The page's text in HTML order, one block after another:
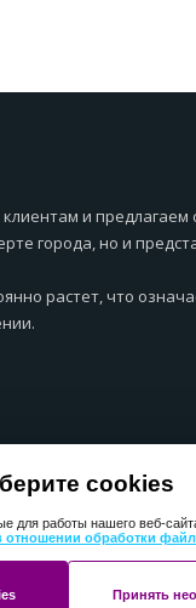
cookies
для работы нашего веб-
отношении обработки
Принять
и
города, но и
растет, что